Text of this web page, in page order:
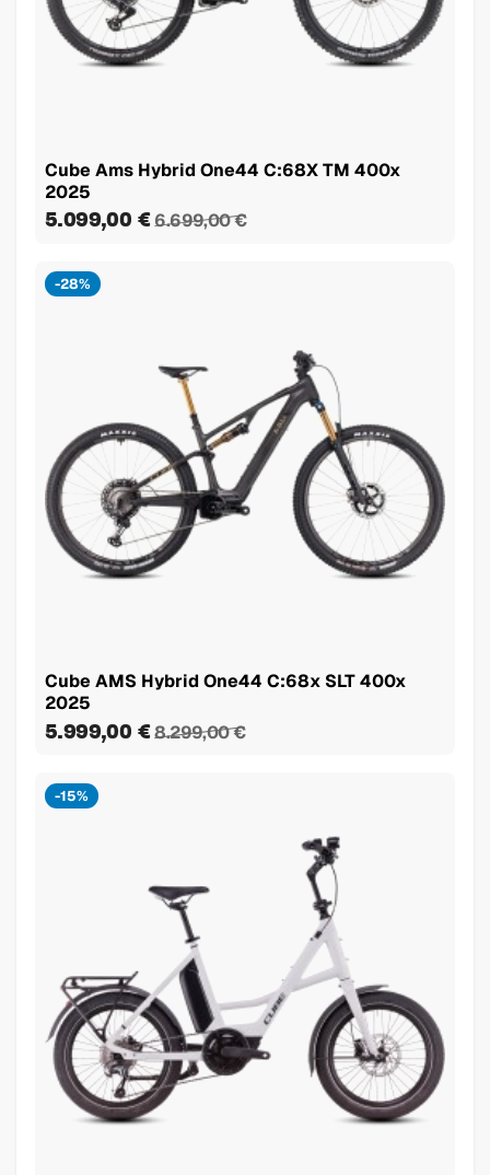
Cube Ams Hybrid One44 C:68X TM 400x
2025
5.099,00 € 6.699,00 €
-28%
Cube AMS Hybrid One44 C:68x SLT 400x
2025
5.999,00 € 8.299,00 €
-15%